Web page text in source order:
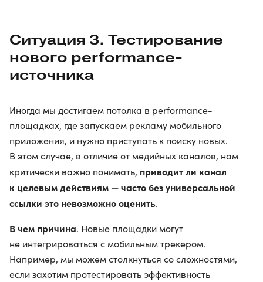
Ситуация 3. Тестирование
нового performance-
источника
Иногда мы достигаем потолка в performance-
площадках, где запускаем рекламу мобильного
приложения, и нужно приступать к поиску новых.
В этом случае, в отличие от медийных каналов, нам
критически важно понимать, приводит ли канал
к целевым действиям — часто без универсальной
ссылки это невозможно оценить.
В чем причина. Новые площадки могут
не интегрироваться с мобильным трекером.
Например, мы можем столкнуться со сложностями,
если захотим протестировать эффективность